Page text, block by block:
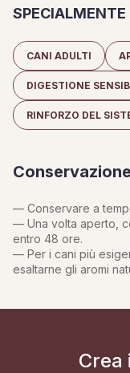
SPECIALMENTE
CANI ADULTI
DIGESTIONE
RINFORZO DEL
— Conservare a
— Una volta aperto,
entro 48 ore.
— Per i cani più
esaltarne gli aromi
Crea